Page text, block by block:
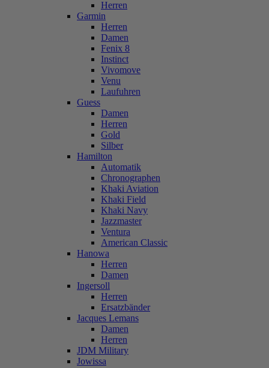
Herren
Garmin
Herren
Damen
Fenix 8
Instinct
Vivomove
Venu
Laufuhren
Guess
Damen
Herren
Gold
Silber
Hamilton
Automatik
Chronographen
Khaki Aviation
Khaki Field
Khaki Navy
Jazzmaster
Ventura
American Classic
Hanowa
Herren
Damen
Ingersoll
Herren
Ersatzbänder
Jacques Lemans
Damen
Herren
JDM Military
Jowissa